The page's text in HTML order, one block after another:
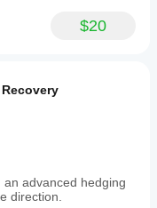
$20
advanced hedging
direction.